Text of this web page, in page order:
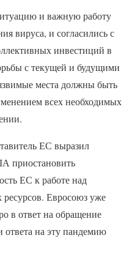
и важную работу
вируса, и согласились с
инвестиций в
с текущей и будущими
места должны быть
всех необходимых
ЕС выразил
приостановить
ЕС к работе над
Евросоюз уже
в ответ на обращение
ответа на эту пандемию